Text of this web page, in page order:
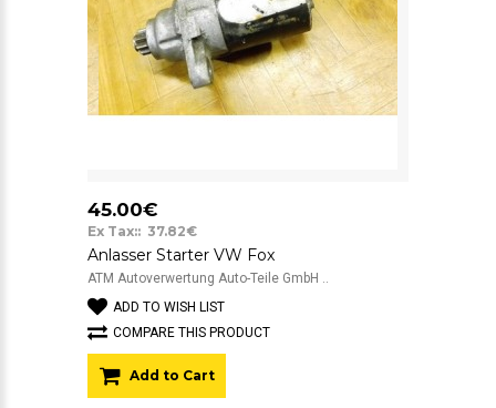
45.00€
Ex Tax:: 37.82€
Anlasser Starter VW Fox
ATM Autoverwertung Auto-Teile GmbH ..
ADD TO WISH LIST
COMPARE THIS PRODUCT
Add to Cart